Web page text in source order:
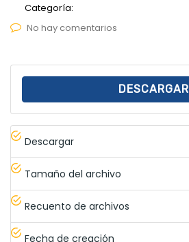
Categoría:
No hay comentarios
DESCARGAR
Descargar
Tamaño del archivo
Recuento de archivos
Fecha de creación